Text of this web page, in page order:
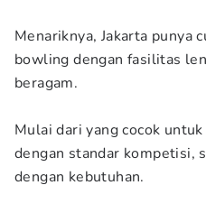
Menariknya, Jakarta punya
bowling dengan fasilitas
beragam.
Mulai dari yang cocok
dengan standar kompetisi,
dengan kebutuhan.